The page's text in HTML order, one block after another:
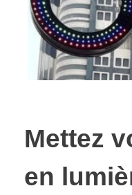
Mettez
en